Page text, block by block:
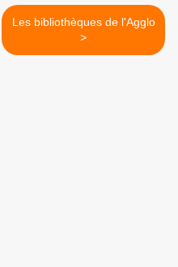
Les bibliothèques de l'Agglo
>